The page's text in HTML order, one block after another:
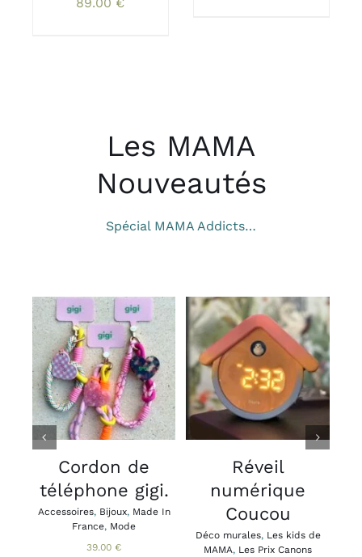
SUR
Les MAMA
Nouveautés
Spécial MAMA Addicts…
CHOIX DES
OPTIONS
CE
PRODUIT
A
PLUSIEURS
VARIATIONS.
LES
OPTIONS
PEUVENT
ÊTRE
CHOISIES
/
DÉTAILS
Cordon de
téléphone gigi.
Accessoires, Bijoux, Made In
France, Mode
39.00 €
AJOUTER AU
PANIER
/
DÉTAILS
Réveil
numérique
Coucou
Déco murales, Les kids de
MAMA, Les Prix Canons